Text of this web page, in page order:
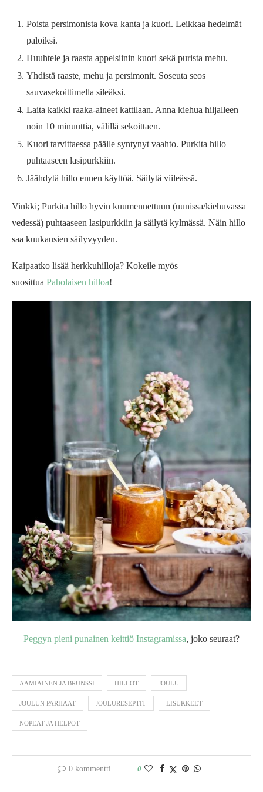
Poista persimonista kova kanta ja kuori. Leikkaa hedelmät
paloiksi.
Huuhtele ja raasta appelsiinin kuori sekä purista mehu.
Yhdistä raaste, mehu ja persimonit. Soseuta seos
sauvasekoittimella sileäksi.
Laita kaikki raaka-aineet kattilaan. Anna kiehua hiljalleen
noin 10 minuuttia, välillä sekoittaen.
Kuori tarvittaessa päälle syntynyt vaahto. Purkita hillo
puhtaaseen lasipurkkiin.
Jäähdytä hillo ennen käyttöä. Säilytä viileässä.
Vinkki; Purkita hillo hyvin kuumennettuun (uunissa/kiehuvassa
vedessä) puhtaaseen lasipurkkiin ja säilytä kylmässä. Näin hillo
saa kuukausien säilyvyyden.
Kaipaatko lisää herkkuhilloja? Kokeile myös
suosittua Paholaisen hilloa!
Peggyn pieni punainen keittiö Instagramissa, joko seuraat?
AAMIAINEN JA BRUNSSI HILLOT JOULU
JOULUN PARHAAT JOULURESEPTIT LISUKKEET
NOPEAT JA HELPOT
0 kommentti 0